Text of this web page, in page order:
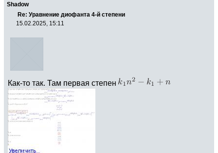
Shadow
Re: Уравнение диофанта 4-й степени
15.02.2025, 15:11
Как-то так. Там первая степен